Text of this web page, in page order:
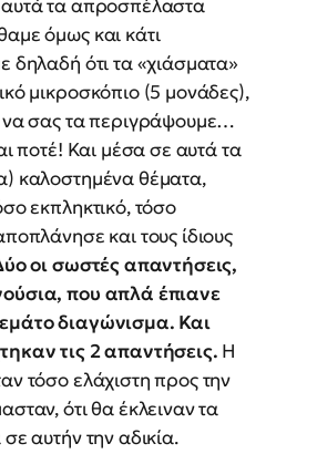
τα απροσπέλαστα
όμως και κάτι
δηλαδή ότι τα «χιάσματα»
μικροσκόπιο (5 μονάδες),
να σας τα περιγράψουμε…
ποτέ! Και μέσα σε αυτά τα
καλοστημένα θέματα,
εκπληκτικό, τόσο
και τους ίδιους
οι σωστές απαντήσεις,
που απλά έπιανε
διαγώνισμα. Και
τις 2 απαντήσεις. Η
τόσο ελάχιστη προς την
ότι θα έκλειναν τα
αυτήν την αδικία.